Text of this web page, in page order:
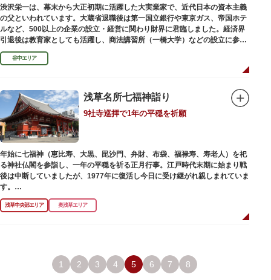
渋沢栄一は、幕末から大正初期に活躍した大実業家で、近代日本の資本主義
の父といわれています。大蔵省退職後は第一国立銀行や東京ガス、帝国ホテ
ルなど、500以上の企業の設立・経営に関わり財界に君臨しました。経済界
引退後は教育家としても活躍し、商法講習所（一橋大学）などの設立に参画
しました。お墓は谷中霊園にあります。
谷中エリア
浅草名所七福神詣り
9社寺巡拝で1年の平穏を祈願
年始に七福神（恵比寿、大黒、毘沙門、弁財、布袋、福禄寿、寿老人）を祀
る神社仏閣を参詣し、一年の平穏を祈る正月行事。江戸時代末期に始まり戦
後は中断していましたが、1977年に復活し今日に受け継がれ親しまれていま
す。
浅草名所七福神の特徴は福禄寿、寿老人が2社ずつあり、巡る社寺が9ヶ所あ
るところ。九は数の究み、鳩と言う字にも使われていて、鳩は「集まる」と
江戸文化発祥の地といわれる浅草には、観音様の境内を中心として広く各所
に名所・旧跡があります。七福神をめぐる途中、これらの名跡も訪ねながら
浅草中央部エリア 奥浅草エリア
1 2 3 4 5 6 7 8